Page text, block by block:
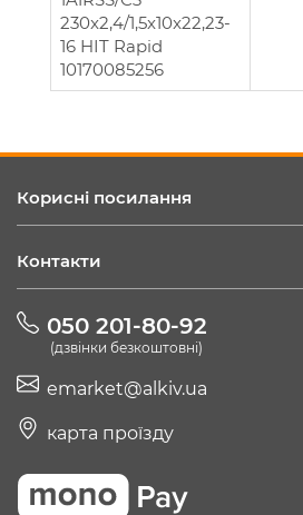
230x2,4/1,5x10x22,23-
16 HIT Rapid
10170085256
Корисні посилання
Контакти
050 201-80-92
(дзвінки безкоштовні)
emarket@alkiv.ua
карта проїзду